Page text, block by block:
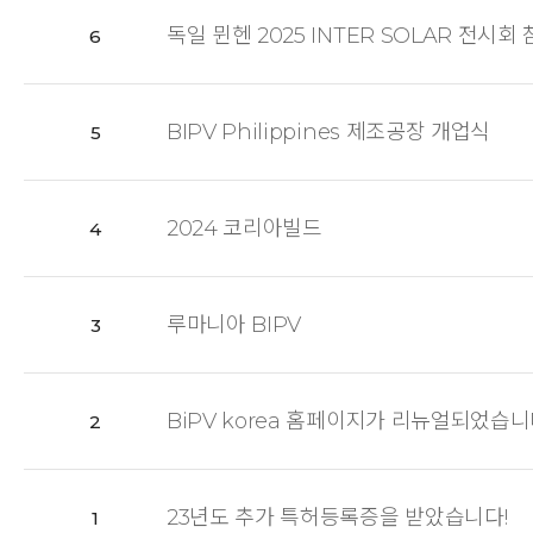
6 독일 뮌헨 2025 INTER SOLAR 전시회
5 BIPV Philippines 제조공장 개업식
4 2024 코리아빌드
3 루마니아 BIPV
2 BiPV korea 홈페이지가 리뉴얼되었습니
1 23년도 추가 특허등록증을 받았습니다!